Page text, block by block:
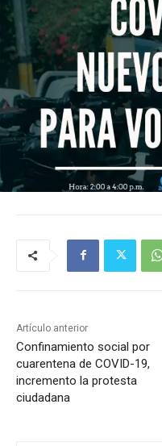
Artículo anterior
Confinamiento social por
cuarentena de COVID-19,
incremento la protesta
ciudadana